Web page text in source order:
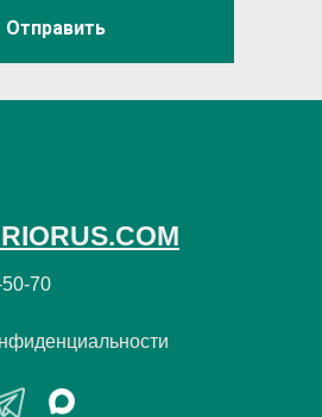
Отправить
70